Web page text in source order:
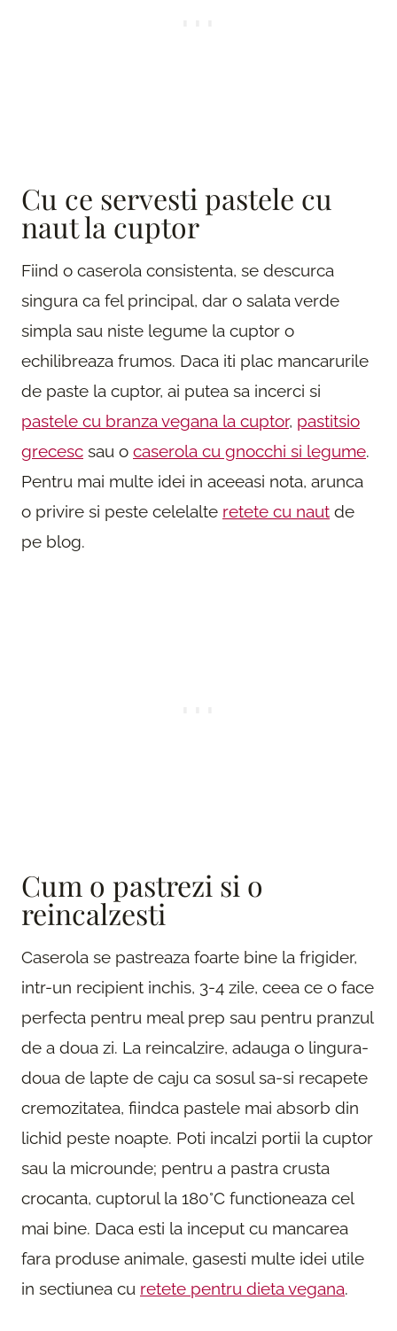
Cu ce servesti pastele cu
naut la cuptor
Fiind o caserola consistenta, se descurca
singura ca fel principal, dar o salata verde
simpla sau niste legume la cuptor o
echilibreaza frumos. Daca iti plac mancarurile
de paste la cuptor, ai putea sa incerci si
pastele cu branza vegana la cuptor, pastitsio
grecesc sau o caserola cu gnocchi si legume.
Pentru mai multe idei in aceeasi nota, arunca
o privire si peste celelalte retete cu naut de
pe blog.
Cum o pastrezi si o
reincalzesti
Caserola se pastreaza foarte bine la frigider,
intr-un recipient inchis, 3-4 zile, ceea ce o face
perfecta pentru meal prep sau pentru pranzul
de a doua zi. La reincalzire, adauga o lingura-
doua de lapte de caju ca sosul sa-si recapete
cremozitatea, fiindca pastele mai absorb din
lichid peste noapte. Poti incalzi portii la cuptor
sau la microunde; pentru a pastra crusta
crocanta, cuptorul la 180°C functioneaza cel
mai bine. Daca esti la inceput cu mancarea
fara produse animale, gasesti multe idei utile
in sectiunea cu retete pentru dieta vegana.